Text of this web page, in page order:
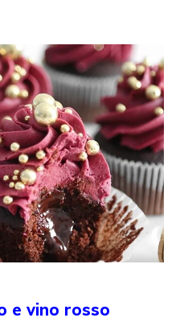
e vino rosso